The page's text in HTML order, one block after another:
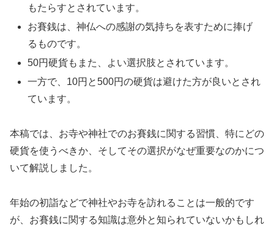
もたらすとされています。
お賽銭は、神仏への感謝の気持ちを表すために捧げ
るものです。
50円硬貨もまた、よい選択肢とされています。
一方で、10円と500円の硬貨は避けた方が良いとされ
ています。
本稿では、お寺や神社でのお賽銭に関する習慣、特にどの
硬貨を使うべきか、そしてその選択がなぜ重要なのかにつ
いて解説しました。
年始の初詣などで神社やお寺を訪れることは一般的です
が、お賽銭に関する知識は意外と知られていないかもしれ